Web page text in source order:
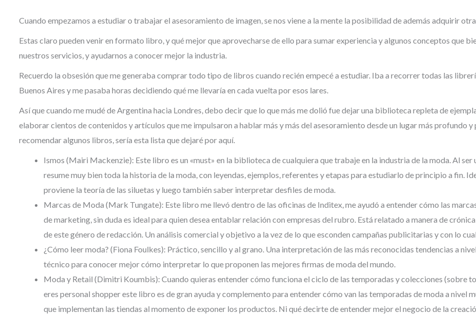
Cuando empezamos a estudiar o trabajar el asesoramiento de imagen, se nos viene a la mente la posibilidad de además adquirir
Estas claro pueden venir en formato libro, y qué mejor que aprovecharse de ello para sumar experiencia y algunos conceptos que
nuestros servicios, y ayudarnos a conocer mejor la industria.
Recuerdo la obsesión que me generaba comprar todo tipo de libros cuando recién empecé a estudiar. Iba a recorrer todas las
Buenos Aires y me pasaba horas decidiendo qué me llevaría en cada vuelta por esos lares.
Así que cuando me mudé de Argentina hacia Londres, debo decir que lo que más me dolió fue dejar una biblioteca repleta de
elaborar cientos de contenidos y artículos que me impulsaron a hablar más y más del asesoramiento desde un lugar más profundo
recomendar algunos libros, sería esta lista que dejaré por aquí.
Ismos (Mairi Mackenzie): Este libro es un «must» en la biblioteca de cualquiera que trabaje en la industria de la moda. Al
resume muy bien toda la historia de la moda, con leyendas, ejemplos, referentes y etapas para estudiarlo de principio a fin.
proviene la teoría de las siluetas y luego también saber interpretar desfiles de moda.
Marcas de Moda (Mark Tungate): Este libro me llevó dentro de las oficinas de Inditex, me ayudó a entender cómo las
de marketing, sin duda es ideal para quien desea entablar relación con empresas del rubro. Está relatado a manera de
de este género de redacción. Un análisis comercial y objetivo a la vez de lo que esconden campañas publicitarias y con lo
¿Cómo leer moda? (Fiona Foulkes): Práctico, sencillo y al grano. Una interpretación de las más reconocidas tendencias a
técnico para conocer mejor cómo interpretar lo que proponen las mejores firmas de moda del mundo.
Moda y Retail (Dimitri Koumbis): Cuando quieras entender cómo funciona el ciclo de las temporadas y colecciones (sobre
eres personal shopper este libro es de gran ayuda y complemento para entender cómo van las temporadas de moda a nivel
que implementan las tiendas al momento de exponer los productos. Ni qué decirte de entender mejor el negocio de la